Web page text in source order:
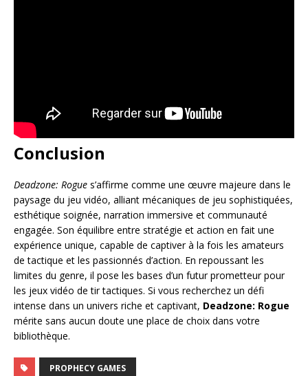
Conclusion
Deadzone: Rogue s’affirme comme une œuvre majeure dans le
paysage du jeu vidéo, alliant mécaniques de jeu sophistiquées,
esthétique soignée, narration immersive et communauté
engagée. Son équilibre entre stratégie et action en fait une
expérience unique, capable de captiver à la fois les amateurs
de tactique et les passionnés d’action. En repoussant les
limites du genre, il pose les bases d’un futur prometteur pour
les jeux vidéo de tir tactiques. Si vous recherchez un défi
intense dans un univers riche et captivant, Deadzone: Rogue
mérite sans aucun doute une place de choix dans votre
bibliothèque.
PROPHECY GAMES